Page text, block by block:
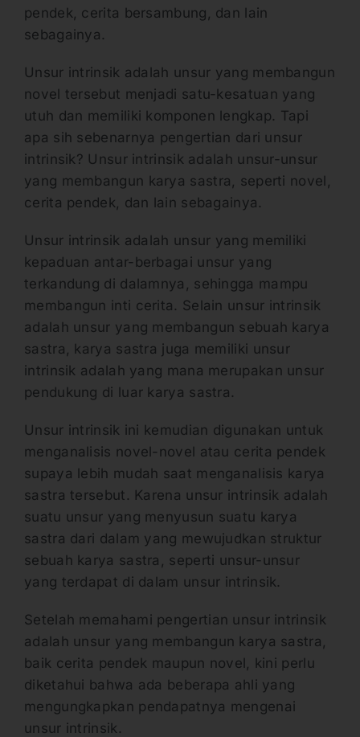
pendek, cerita bersambung, dan lain
sebagainya.
Unsur intrinsik adalah unsur yang membangun
novel tersebut menjadi satu-kesatuan yang
utuh dan memiliki komponen lengkap. Tapi
apa sih sebenarnya pengertian dari unsur
intrinsik? Unsur intrinsik adalah unsur-unsur
yang membangun karya sastra, seperti novel,
cerita pendek, dan lain sebagainya.
Unsur intrinsik adalah unsur yang memiliki
kepaduan antar-berbagai unsur yang
terkandung di dalamnya, sehingga mampu
membangun inti cerita. Selain unsur intrinsik
adalah unsur yang membangun sebuah karya
sastra, karya sastra juga memiliki unsur
intrinsik adalah yang mana merupakan unsur
pendukung di luar karya sastra.
Unsur intrinsik ini kemudian digunakan untuk
menganalisis novel-novel atau cerita pendek
supaya lebih mudah saat menganalisis karya
sastra tersebut. Karena unsur intrinsik adalah
suatu unsur yang menyusun suatu karya
sastra dari dalam yang mewujudkan struktur
sebuah karya sastra, seperti unsur-unsur
yang terdapat di dalam unsur intrinsik.
Setelah memahami pengertian unsur intrinsik
adalah unsur yang membangun karya sastra,
baik cerita pendek maupun novel, kini perlu
diketahui bahwa ada beberapa ahli yang
mengungkapkan pendapatnya mengenai
unsur intrinsik.